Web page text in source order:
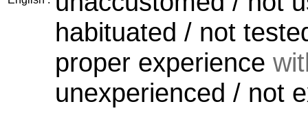
habituated / not
proper experience
unexperienced / not